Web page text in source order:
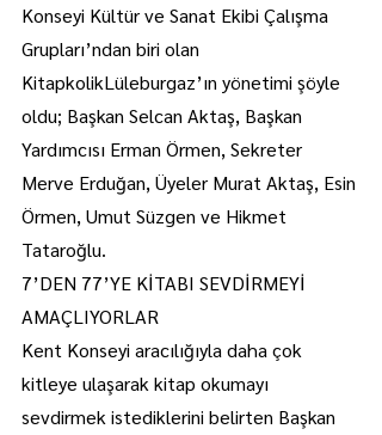
Konseyi Kültür ve Sanat Ekibi Çalışma
Grupları’ndan biri olan
KitapkolikLüleburgaz’ın yönetimi şöyle
oldu; Başkan Selcan Aktaş, Başkan
Yardımcısı Erman Örmen, Sekreter
Merve Erduğan, Üyeler Murat Aktaş, Esin
Örmen, Umut Süzgen ve Hikmet
Tataroğlu.
7’DEN 77’YE KİTABI SEVDİRMEYİ
AMAÇLIYORLAR
Kent Konseyi aracılığıyla daha çok
kitleye ulaşarak kitap okumayı
sevdirmek istediklerini belirten Başkan